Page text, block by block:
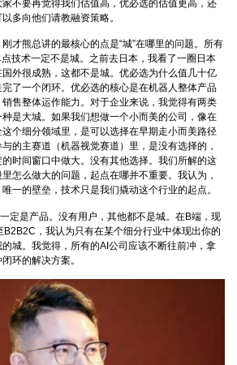
不要再觉得我们估值高，优必选的估值更高，还
多向他们请教融资策略。
才熊总讲的最核心的点是“城”在哪里的问题。所有
技术一定不是城。之前去日本，我看了一圈日本
外很成熟，这都不是城。优必选为什么值几十亿
了一个闭环。优必选的核心是在机器人整体产品
售整体运作能力。对于企业来说，我觉得有两类
是大城。如果我们想做一个小而美的公司，像在
个细分领域里，是可以选择在早期走小而美路径
的主赛道（机器视觉赛道）里，是没有选择的，
时间窗口中做大。没有其他选择。我们所解的这
怎么做大的问题，起点在哪并不重要。我认为，
一的壁垒，技术只是我们撬动这个行业的起点。
定是产品。没有用户，其他都不是城。在B端，现
，我认为只有在某个细分行业中体现出你的
城。我觉得，所有的AI公司应该不断往前冲，拿
环的解决方案。